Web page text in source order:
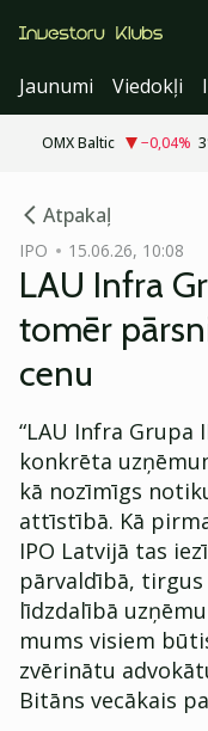
Jaunumi
Viedokļi
OMX Baltic −0,04%
Atpakaļ
IPO 15.06.26, 10:08
LAU Infra
tomēr
cenu
“LAU Infra Grupa
konkrēta
kā nozīmīgs
attīstībā. Kā
IPO Latvijā tas
pārvaldībā,
līdzdalībā
mums visiem
zvērinātu
Bitāns vecākais